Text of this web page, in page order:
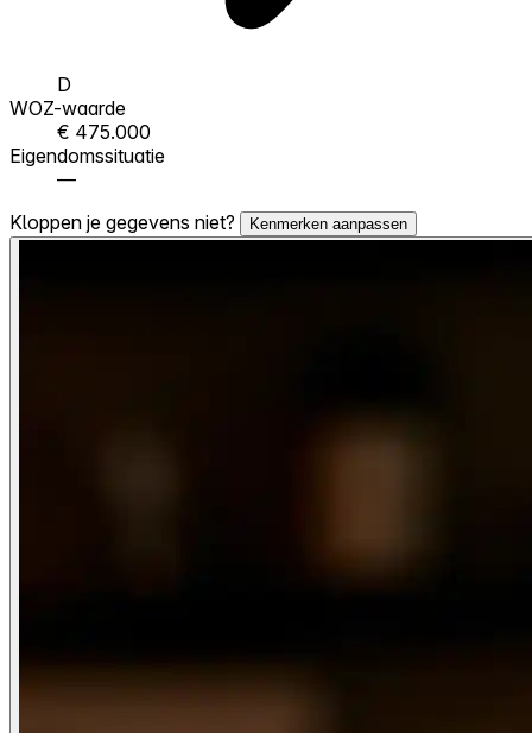
D
WOZ-waarde
€ 475.000
Eigendomssituatie
—
Kloppen je gegevens niet?
Kenmerken aanpassen